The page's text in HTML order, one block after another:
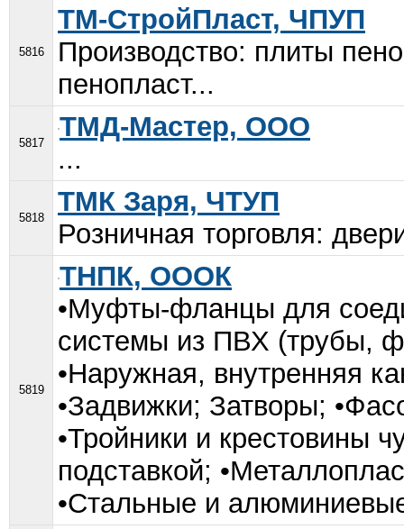
5816
ТМ-СтройПласт, ЧПУП
Производство: плиты
пенопласт...
5817
ТМД-Мастер, ООО
...
5818
ТМК Заря, ЧТУП
Розничная торговля:
5819
ТНПК, ОООК
•Муфты-фланцы для
системы из ПВХ (трубы,
•Наружная, внутренняя
•Задвижки; Затворы;
•Тройники и крестовины
подставкой;
•Стальные и